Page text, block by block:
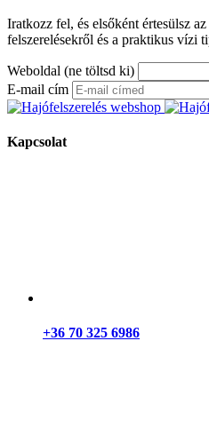
Iratkozz fel, és elsőként értesülsz
felszerelésekről és a praktikus vízi
Weboldal (ne töltsd ki)
E-mail cím
Kapcsolat
+36 70 325 6986